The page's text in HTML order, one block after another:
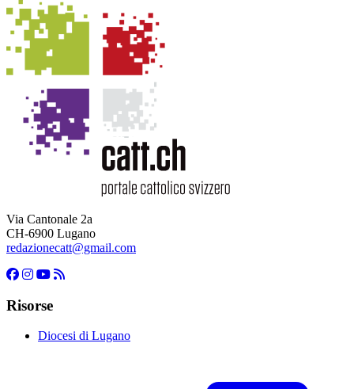
Via Cantonale 2a
CH-6900 Lugano
redazionecatt@gmail.com
Risorse
Diocesi di Lugano